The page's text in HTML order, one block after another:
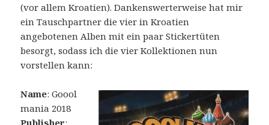
(vor allem Kroatien). Dankenswerterweise hat mir
ein Tauschpartner die vier in Kroatien
angebotenen Alben mit ein paar Stickertüten
besorgt, sodass ich die vier Kollektionen nun
vorstellen kann:
Name: Goool
mania 2018